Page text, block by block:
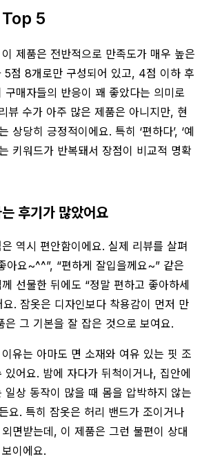
Top 5
제품은 전반적으로 만족도가 매우 높은
5점 8개로만 구성되어 있고, 4점 이하 후
구매자들의 반응이 꽤 좋았다는 의미로
뷰 수가 아주 많은 제품은 아니지만, 현
상당히 긍정적이에요. 특히 ‘편하다’, ‘예
는 키워드가 반복돼서 장점이 비교적 명확
후기가 많았어요
역시 편안함이에요. 실제 리뷰를 살펴
아요~^^”, “편하게 잘입을께요~” 같은
선물한 뒤에도 “정말 편하고 좋아하세
. 잠옷은 디자인보다 착용감이 먼저 만
은 그 기본을 잘 잡은 것으로 보여요.
유는 아마도 면 소재와 여유 있는 핏 조
있어요. 밤에 자다가 뒤척이거나, 집안에
일상 동작이 많을 때 몸을 압박하지 않는
요. 특히 잠옷은 허리 밴드가 조이거나
면받는데, 이 제품은 그런 불편이 상대
이에요.